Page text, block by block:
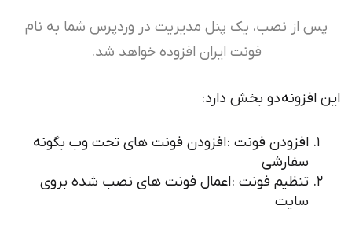
از نصب، یک پنل مدیریت در وردپرس شما به نام
فونت ایران افزوده خواهد شد.
دو بخش دارد:
افزودن فونت : افزودن فونت های تحت وب بگونه
سفارشی
تنظیم فونت : اعمال فونت های نصب شده بروی